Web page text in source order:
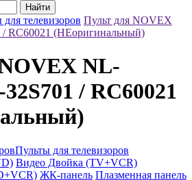
Найти
телевизоров Пульт для NOVEX
RC60021 (НЕоригинальный)
NL-
/ RC60021
Пульты для телевизоров
Видео Двойка (TV+VCR)
ЖК-панель Плазменная панель